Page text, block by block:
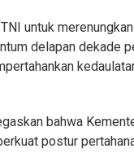
untuk
delapan dekade
bahwa
postur